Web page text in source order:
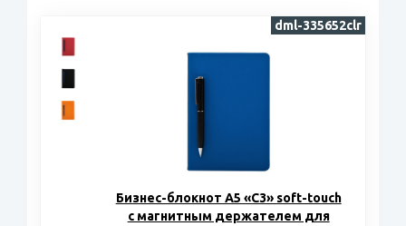
Бизнес-блокнот А5 «С3» soft-touch
с магнитным держателем для
dml-335652clr